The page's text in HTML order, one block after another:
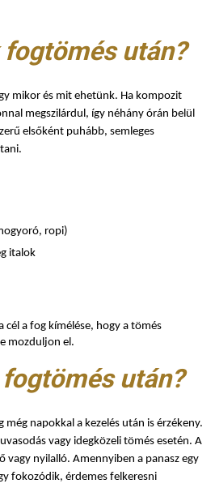
után?
mikor és mit ehetünk. Ha kompozit
megszilárdul, így néhány órán belül
elsőként puhább, semleges
ropi)
italok
a fog kímélése, hogy a tömés
mozduljon el.
után?
napokkal a kezelés után is érzékeny.
vagy idegközeli tömés esetén. A
nyilalló. Amennyiben a panasz egy
fokozódik, érdemes felkeresni